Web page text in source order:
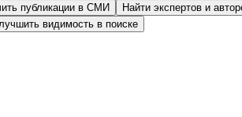
публикации в СМИ
Найти экспертов и
видимость в поиске